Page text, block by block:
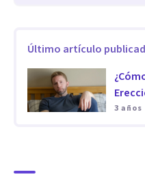
Último artículo
3 años